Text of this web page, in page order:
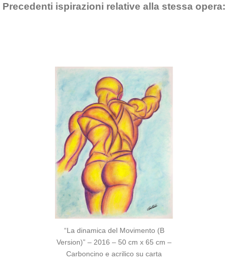
Precedenti ispirazioni relative alla stessa opera:
“La dinamica del Movimento (B
Version)” – 2016 – 50 cm x 65 cm –
Carboncino e acrilico su carta